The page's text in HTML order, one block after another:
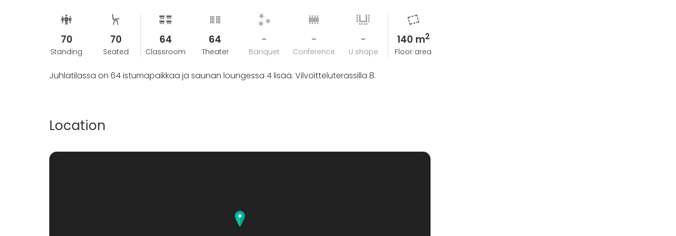
Myöskin mikäli ennakko- tai loppulaskua ei ole maksettu eräpäivään mennessä, Sahasaarella on
oikeus perua varaus.
70
Standing
70
Seated
64
Classroom
64
Theater
-
Banquet
-
Conference
-
U shape
140 m2
Floor area
Juhlatilassa on 64 istumapaikkaa ja saunan loungessa 4 lisää. Vilvoitteluterassilla 8.
Location